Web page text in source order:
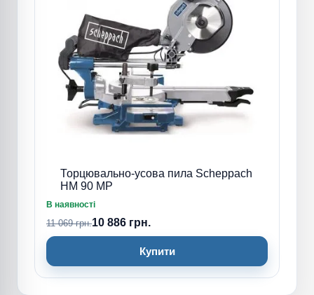
Торцювально-усова пила Scheppach
HM 90 MP
В наявності
11 069 грн.10 886 грн.
Купити